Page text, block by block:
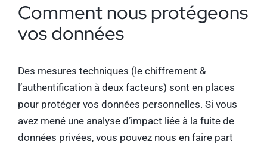
Comment nous protégeons
vos données
Des mesures techniques (le chiffrement &
l’authentification à deux facteurs) sont en places
pour protéger vos données personnelles. Si vous
avez mené une analyse d’impact liée à la fuite de
données privées, vous pouvez nous en faire part